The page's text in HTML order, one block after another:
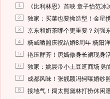
1 《比利林恩》首映 章子怡范
2 独家：买菜也要拗造型！金星
3 京东和奶茶哪个更重要？刘强
4 杨威晒照庆祝结婚8周年 杨阳
5 艳压群芳！唐嫣修身长裙现身
6 独家：姚晨带小土豆逛商场 购
7 成都风味！张靓颖冯轲曝婚纱
8 接地气！阔太熊黛林打扮休闲